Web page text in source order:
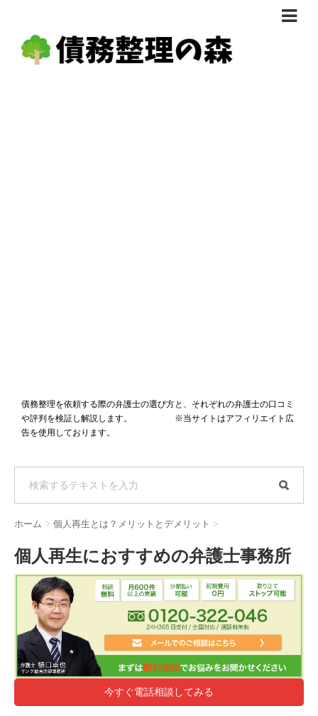
債務整理体験談
債務整理を依頼する際の弁護士の選び方と、それぞれの弁護士の口コミ
や評判を検証し解説します。 ※当サイトはアフィリエイト広
告を使用しております。
ホーム > 個人再生とは？メリットとデメリット >
個人再生におすすめの弁護士事務所
今すぐ電話相談してみる